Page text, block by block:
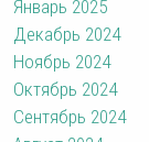
Январь 2025
Декабрь 2024
Ноябрь 2024
Октябрь 2024
Сентябрь 2024